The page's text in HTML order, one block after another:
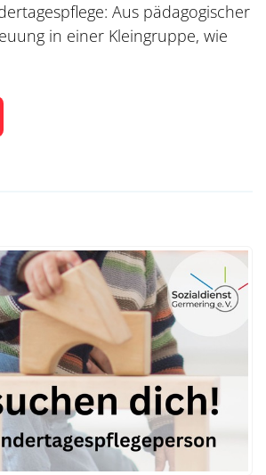
Aus pädagogischer
in einer Kleingruppe, wie